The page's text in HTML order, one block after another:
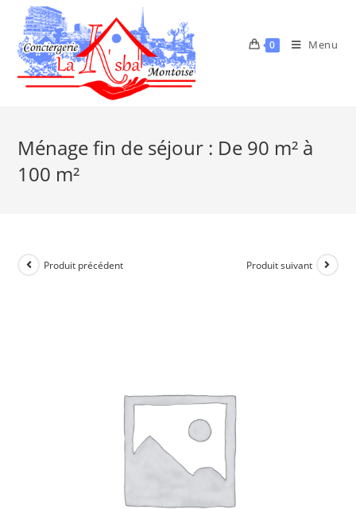
0 Menu
Ménage fin de séjour : De 90 m² à
100 m²
Produit précédent Produit suivant